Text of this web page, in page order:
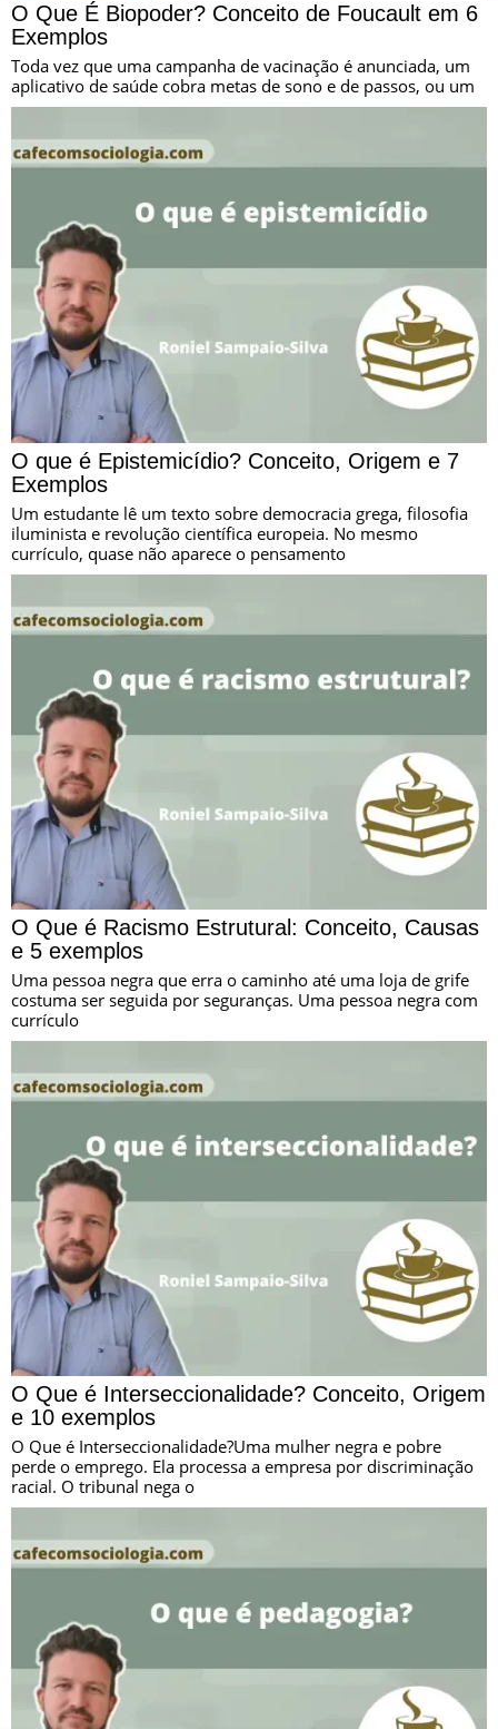
O Que É Biopoder? Conceito de Foucault em 6
Exemplos
Toda vez que uma campanha de vacinação é anunciada, um
aplicativo de saúde cobra metas de sono e de passos, ou um
O que é Epistemicídio? Conceito, Origem e 7
Exemplos
Um estudante lê um texto sobre democracia grega, filosofia
iluminista e revolução científica europeia. No mesmo
currículo, quase não aparece o pensamento
O Que é Racismo Estrutural: Conceito, Causas
e 5 exemplos
Uma pessoa negra que erra o caminho até uma loja de grife
costuma ser seguida por seguranças. Uma pessoa negra com
currículo
O Que é Interseccionalidade? Conceito, Origem
e 10 exemplos
O Que é Interseccionalidade?Uma mulher negra e pobre
perde o emprego. Ela processa a empresa por discriminação
racial. O tribunal nega o